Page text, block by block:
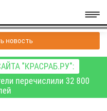
новость
"КРАСРАБ.РУ":
перечислили 32 800